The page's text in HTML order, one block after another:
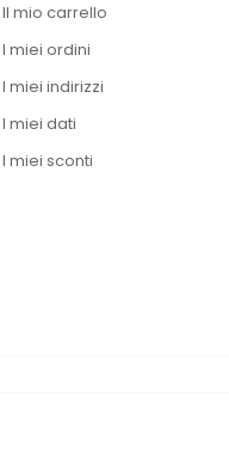
Il mio carrello
I miei ordini
I miei indirizzi
I miei dati
I miei sconti